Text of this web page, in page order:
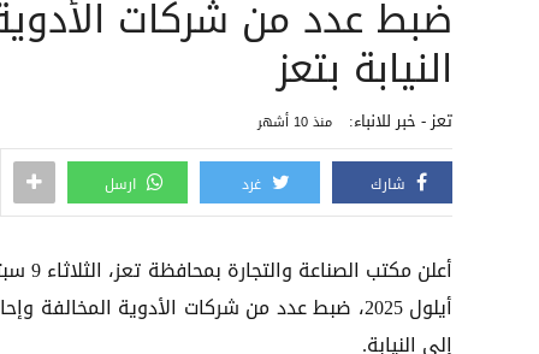
انفراد| مصادر تكشف
هيثم حسن يوقع لسيلتيكضبط عدد من شركات
النيابة بتعز
تعز - خبر للانباء: منذ 10 أشهر
شارك غرد ارسل
أعلن مكتب الصناعة
أيلول 2025، ضبط عدد من شركات الأدوية المخالفة
إلى النيابة.